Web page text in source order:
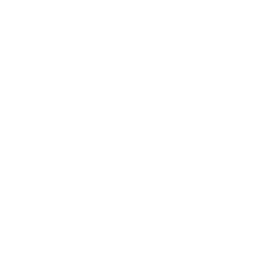
させていただ
了承ください。
き作成されるも
をご了承くださ
にご登録され
社の共同利用者
とをご了承くだ
です。
ず変更すること
1000ppm以下、
下、フタル酸ジブチ
) : 1000ppm、
、
貨物等」とい
可)を取得する
要な手段を講じ
これらの製造装
通知します。
、取り引きをい
ムロン制御